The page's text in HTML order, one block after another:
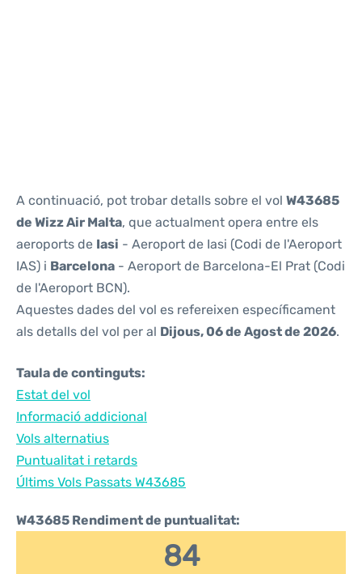
A continuació, pot trobar detalls sobre el vol W43685
de Wizz Air Malta, que actualment opera entre els
aeroports de Iasi - Aeroport de Iasi (Codi de l'Aeroport
IAS) i Barcelona - Aeroport de Barcelona-El Prat (Codi
de l'Aeroport BCN).
Aquestes dades del vol es refereixen específicament
als detalls del vol per al Dijous, 06 de Agost de 2026.
Taula de continguts:
Estat del vol
Informació addicional
Vols alternatius
Puntualitat i retards
Últims Vols Passats W43685
W43685 Rendiment de puntualitat:
84